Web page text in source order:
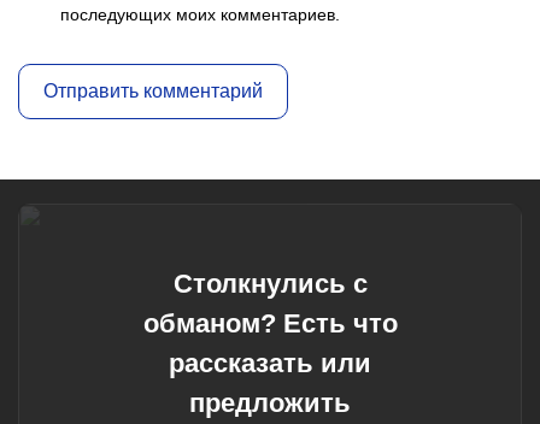
последующих моих комментариев.
Столкнулись с
обманом? Есть что
рассказать или
предложить